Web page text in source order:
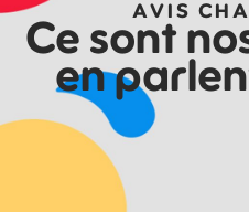
AVIS
Ce sont
en